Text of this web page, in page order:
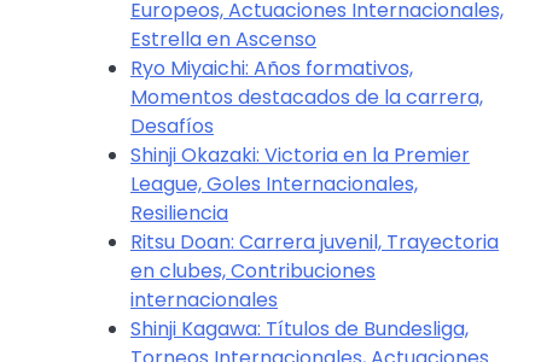
Europeos, Actuaciones Internacionales,
Estrella en Ascenso
Ryo Miyaichi: Años formativos,
Momentos destacados de la carrera,
Desafíos
Shinji Okazaki: Victoria en la Premier
League, Goles Internacionales,
Resiliencia
Ritsu Doan: Carrera juvenil, Trayectoria
en clubes, Contribuciones
internacionales
Shinji Kagawa: Títulos de Bundesliga,